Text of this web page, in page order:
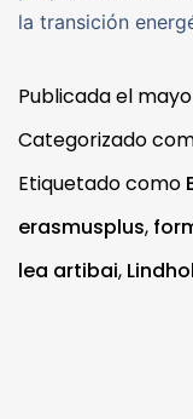
la transición
Publicada el mayo
Categorizado
Etiquetado como
erasmusplus,
lea artibai,